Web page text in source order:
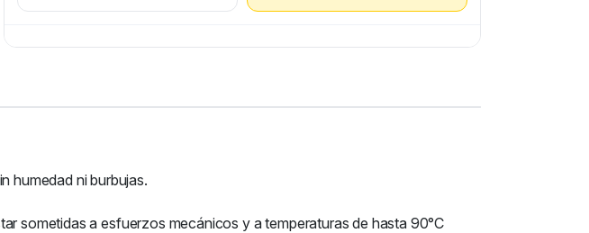
humedad ni burbujas.
sometidas a esfuerzos mecánicos y a temperaturas de hasta 90°C